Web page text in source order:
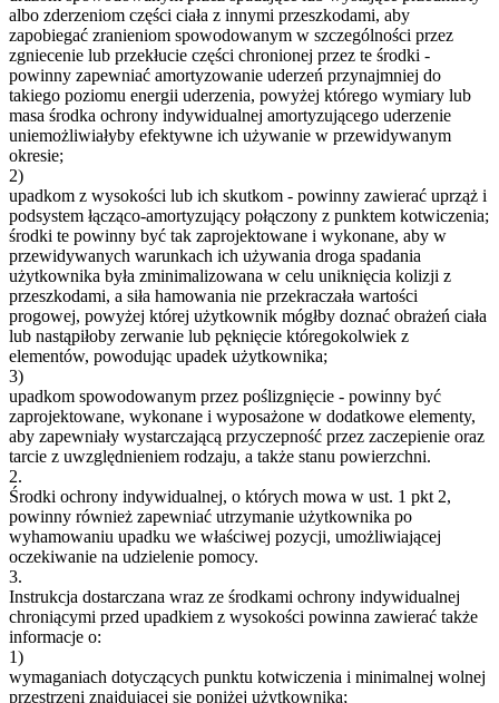
albo zderzeniom części ciała z innymi przeszkodami, aby
zapobiegać zranieniom spowodowanym w szczególności przez
zgniecenie lub przekłucie części chronionej przez te środki -
powinny zapewniać amortyzowanie uderzeń przynajmniej do
takiego poziomu energii uderzenia, powyżej którego wymiary lub
masa środka ochrony indywidualnej amortyzującego uderzenie
uniemożliwiałyby efektywne ich używanie w przewidywanym
okresie;
2)
upadkom z wysokości lub ich skutkom - powinny zawierać uprząż i
podsystem łącząco-amortyzujący połączony z punktem kotwiczenia;
środki te powinny być tak zaprojektowane i wykonane, aby w
przewidywanych warunkach ich używania droga spadania
użytkownika była zminimalizowana w celu uniknięcia kolizji z
przeszkodami, a siła hamowania nie przekraczała wartości
progowej, powyżej której użytkownik mógłby doznać obrażeń ciała
lub nastąpiłoby zerwanie lub pęknięcie któregokolwiek z
elementów, powodując upadek użytkownika;
3)
upadkom spowodowanym przez poślizgnięcie - powinny być
zaprojektowane, wykonane i wyposażone w dodatkowe elementy,
aby zapewniały wystarczającą przyczepność przez zaczepienie oraz
tarcie z uwzględnieniem rodzaju, a także stanu powierzchni.
2.
Środki ochrony indywidualnej, o których mowa w ust. 1 pkt 2,
powinny również zapewniać utrzymanie użytkownika po
wyhamowaniu upadku we właściwej pozycji, umożliwiającej
oczekiwanie na udzielenie pomocy.
3.
Instrukcja dostarczana wraz ze środkami ochrony indywidualnej
chroniącymi przed upadkiem z wysokości powinna zawierać także
informacje o:
1)
wymaganiach dotyczących punktu kotwiczenia i minimalnej wolnej
przestrzeni znajdującej się poniżej użytkownika;